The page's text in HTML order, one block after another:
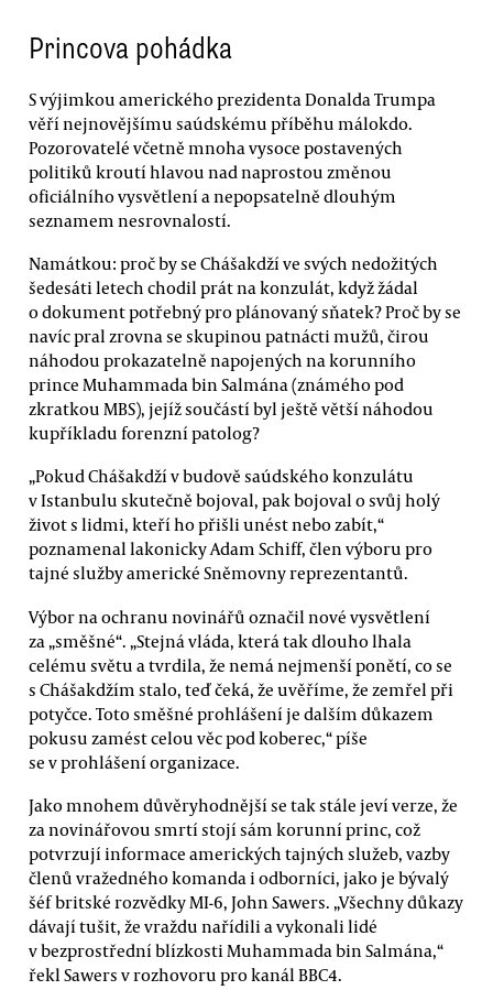
Princova pohádka
S výjimkou amerického prezidenta Donalda Trumpa
věří nejnovějšímu saúdskému příběhu málokdo.
Pozorovatelé včetně mnoha vysoce postavených
politiků kroutí hlavou nad naprostou změnou
oficiálního vysvětlení a nepopsatelně dlouhým
seznamem nesrovnalostí.
Namátkou: proč by se Chášakdží ve svých nedožitých
šedesáti letech chodil prát na konzulát, když žádal
o dokument potřebný pro plánovaný sňatek? Proč by se
navíc pral zrovna se skupinou patnácti mužů, čirou
náhodou prokazatelně napojených na korunního
prince Muhammada bin Salmána (známého pod
zkratkou MBS), jejíž součástí byl ještě větší náhodou
kupříkladu forenzní patolog?
„Pokud Chášakdží v budově saúdského konzulátu
v Istanbulu skutečně bojoval, pak bojoval o svůj holý
život s lidmi, kteří ho přišli unést nebo zabít,“
poznamenal lakonicky Adam Schiff, člen výboru pro
tajné služby americké Sněmovny reprezentantů.
Výbor na ochranu novinářů označil nové vysvětlení
za „směšné“. „Stejná vláda, která tak dlouho lhala
celému světu a tvrdila, že nemá nejmenší ponětí, co se
s Chášakdžím stalo, teď čeká, že uvěříme, že zemřel při
potyčce. Toto směšné prohlášení je dalším důkazem
pokusu zamést celou věc pod koberec,“ píše
se v prohlášení organizace.
Jako mnohem důvěryhodnější se tak stále jeví verze, že
za novinářovou smrtí stojí sám korunní princ, což
potvrzují informace amerických tajných služeb, vazby
členů vražedného komanda i odborníci, jako je bývalý
šéf britské rozvědky MI-6, John Sawers. „Všechny důkazy
dávají tušit, že vraždu nařídili a vykonali lidé
v bezprostřední blízkosti Muhammada bin Salmána,“
řekl Sawers v rozhovoru pro kanál BBC4.